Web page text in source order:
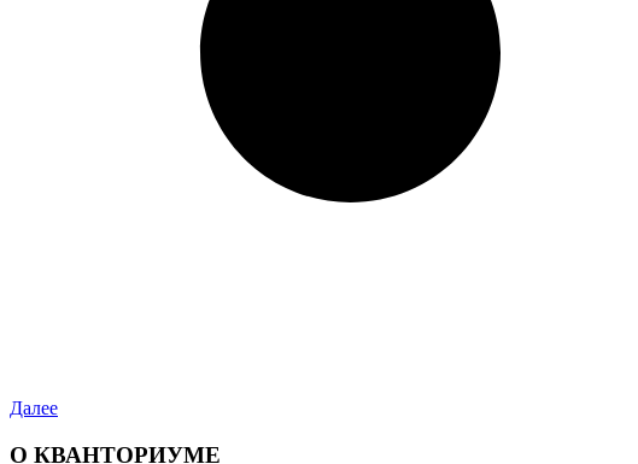
Далее
О КВАНТОРИУМЕ